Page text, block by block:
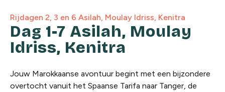
Rijdagen 2, 3 en 6 Asilah, Moulay Idriss, Kenitra
Dag 1-7 Asilah, Moulay
Idriss, Kenitra
Jouw Marokkaanse avontuur begint met een bijzondere
overtocht vanuit het Spaanse Tarifa naar Tanger, de